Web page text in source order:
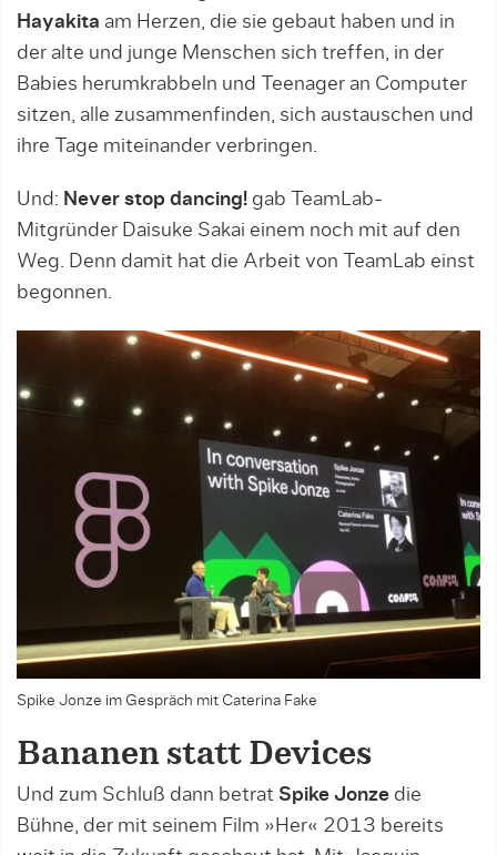
Hayakita am Herzen, die sie gebaut haben und in
der alte und junge Menschen sich treffen, in der
Babies herumkrabbeln und Teenager an Computer
sitzen, alle zusammenfinden, sich austauschen und
ihre Tage miteinander verbringen.
Und: Never stop dancing! gab TeamLab-
Mitgründer Daisuke Sakai einem noch mit auf den
Weg. Denn damit hat die Arbeit von TeamLab einst
begonnen.
Spike Jonze im Gespräch mit Caterina Fake
Bananen statt Devices
Und zum Schluß dann betrat Spike Jonze die
Bühne, der mit seinem Film »Her« 2013 bereits